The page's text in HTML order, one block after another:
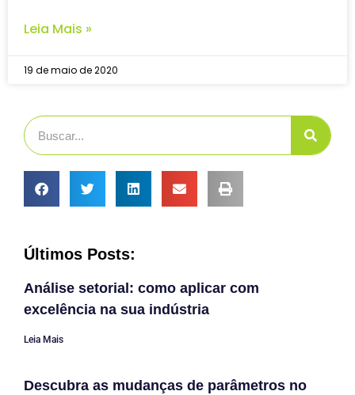
Leia Mais »
19 de maio de 2020
Últimos Posts:
Análise setorial: como aplicar com
excelência na sua indústria
Leia Mais
Descubra as mudanças de parâmetros no